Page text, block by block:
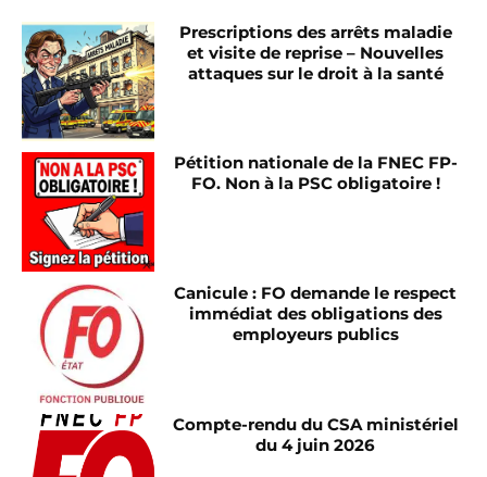
Prescriptions des arrêts maladie
et visite de reprise – Nouvelles
attaques sur le droit à la santé
Pétition nationale de la FNEC FP-
FO. Non à la PSC obligatoire !
Canicule : FO demande le respect
immédiat des obligations des
employeurs publics
Compte-rendu du CSA ministériel
du 4 juin 2026